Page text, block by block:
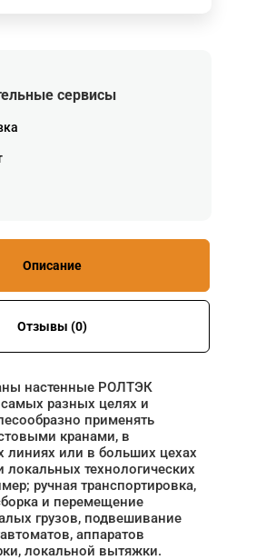
сервисы
Описание
Отзывы (0)
настенные РОЛТЭК
разных целях и
применять
кранами, в
линиях или в больших цехах
технологических
ручная транспортировка,
и перемещение
грузов, подвешивание
аппаратов
локальной вытяжки.